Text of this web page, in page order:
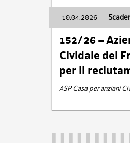
10.04.2026 -
152/26 –
Cividale del
per il
ASP Casa per anziani